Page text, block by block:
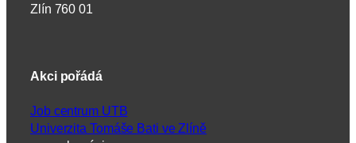
Zlín 760 01
Akci pořádá
Job centrum UTB
Univerzita Tomáše Bati ve Zlíně